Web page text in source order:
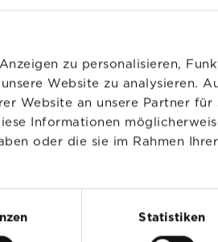
zu personalisieren,
Website zu analysieren.
Website an unsere Partner
Informationen
oder die sie im Rahmen
Statistiken
Eibe
Mehr lesen
über
Mehr lesen